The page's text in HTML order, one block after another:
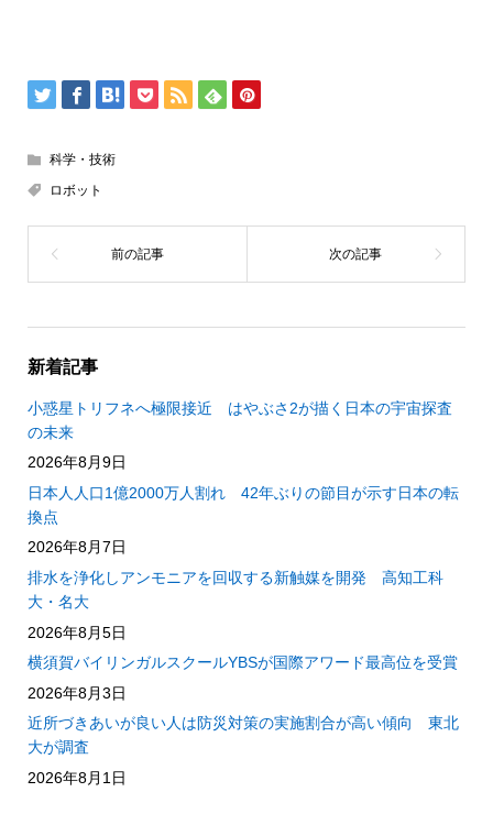
科学・技術
ロボット
新着記事
小惑星トリフネへ極限接近 はやぶさ2が描く日本の宇宙探査
の未来
2026年8月9日
日本人人口1億2000万人割れ 42年ぶりの節目が示す日本の転
換点
2026年8月7日
排水を浄化しアンモニアを回収する新触媒を開発 高知工科
大・名大
2026年8月5日
横須賀バイリンガルスクールYBSが国際アワード最高位を受賞
2026年8月3日
近所づきあいが良い人は防災対策の実施割合が高い傾向 東北
大が調査
2026年8月1日